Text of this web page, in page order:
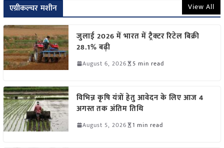
एग्रीकल्चर मशीन View All
जुलाई 2026 में भारत में ट्रैक्टर रिटेल बिक्री
28.1% बढ़ी
August 6, 2026 5 min read
विभिन्न कृषि यंत्रों हेतु आवेदन के लिए आज 4
अगस्त तक अंतिम तिथि
August 5, 2026 1 min read